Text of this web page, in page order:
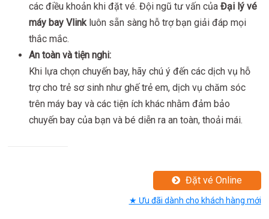
các điều khoản khi đặt vé. Đội ngũ tư vấn củaĐại lý vé
máy bay Vlinkluôn sẵn sàng hỗ trợ bạn giải đáp mọi
thắc mắc.
An toàn và tiện nghi:
Khi lựa chọn chuyến bay, hãy chú ý đến các dịch vụ hỗ
trợ cho trẻ sơ sinh như ghế trẻ em, dịch vụ chăm sóc
trên máy bay và các tiện ích khác nhằm đảm bảo
chuyến bay của bạn và bé diễn ra an toàn, thoải mái.
Đặt vé Online
★ Ưu đãi dành cho khách hàng mới